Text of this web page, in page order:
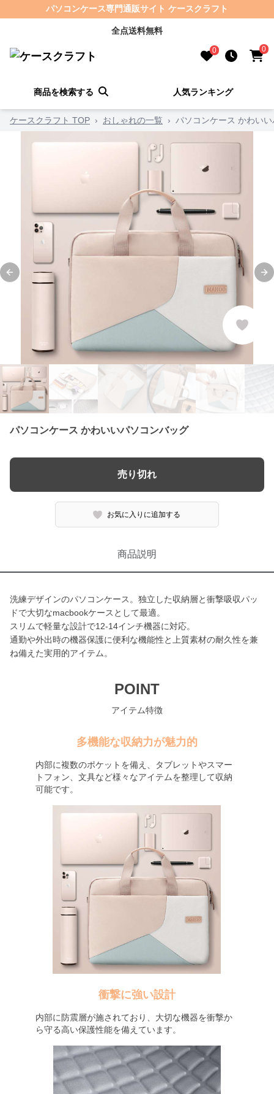
パソコンケース専門通販サイト ケースクラフト
全点送料無料
0 0
商品を検索する 人気ランキング
ケースクラフト TOP › おしゃれの一覧 › パソコンケース かわい
Previous slide
パソコンケース かわいいパソコンバッグ
売り切れ
お気に入りに追加する
商品説明
洗練デザインのパソコンケース。独立した収納層と衝撃吸収パッ
ドで大切なmacbookケースとして最適。
スリムで軽量な設計で12-14インチ機器に対応。
通勤や外出時の機器保護に便利な機能性と上質素材の耐久性を兼
ね備えた実用的アイテム。
POINT
アイテム特徴
多機能な収納力が魅力的
内部に複数のポケットを備え、タブレットやスマー
トフォン、文具など様々なアイテムを整理して収納
可能です。
衝撃に強い設計
内部に防震層が施されており、大切な機器を衝撃か
ら守る高い保護性能を備えています。